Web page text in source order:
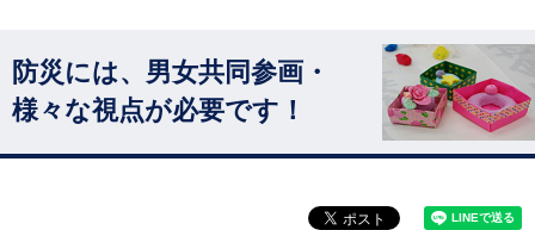
防災には、男女共同参画・
様々な視点が必要です！